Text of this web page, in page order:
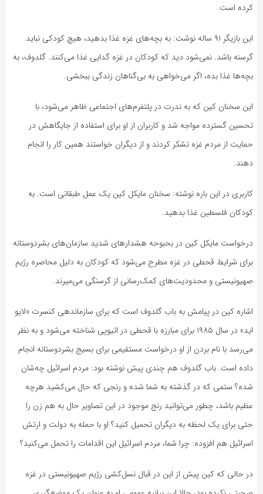
کرده است.
این بازیگر ۹۱ ساله نوشت: به بچه‌های غزه غذا بدهید، هیچ کودکی نباید
گرسنه باشد. نمی‌شود دید که کودکان در غزه گدایی غذا می‌کنند. گلدوف، به
بچه‌ها غذا بده، اگر می‌خواهی به بی‌گناهان زندگی ببخشی.
این سخنان کین که به ندرت در پلتفرم‌های اجتماعی ظاهر می‌شود، با
تحسین گسترده مواجه شد و کاربران از او برای استفاده از جایگاهش در
حمایت از مردم غزه تشکر کردند و از دیگران خواستند همین کار را انجام
دهند.
کاربری در این باره نوشته: سخنان مایکل کین یک عمل طبقاتی است. به
کودکان فلسطین غذا بدهید.
درخواست مایکل کین در بحبوحه هشدارهای شدید سازمان‌های بشردوستانه
برای شرایط قحطی در غزه مطرح می‌شود که کودکان به دلیل محاصره رژیم
صهیونیستی و محدودیت‌های کمک‌رسانی از گرسنگی می‌میرند.
اشاره کین در پیامش به باب گلدوف است که برای سازماندهی کنسرت «لایو
اید» در سال ۱۹۸۵ برای مبارزه با قحطی در اتیوپی شناخته می‌شود و به نظر
می‌رسد با نام بردن از او درخواست مستقیمی برای بسیج بشردوستانه انجام
داده است. باب گلدوف هم چندی پیش نوشته بود: مردم اسرائیل چه‌شان
شده؟ ستمی که در گذشته به شما شده و رنجی که حال می‌کشید هرچه
عظیم باشد، چطور می‌توانید رنج موجود در این تصاویر حال به هم زن را
حتی برای یک لحظه به دیگران تحمیل کنید؟ او با حمله به دولت و ارتش
اسرائیل هم افزوده: چرا شما، مردم اسرائیل این اقدامات را تحمل می‌کنید؟
در حالی که کین پیش از این در قبال نسل‌کشی رژیم صهیونیستی در غزه